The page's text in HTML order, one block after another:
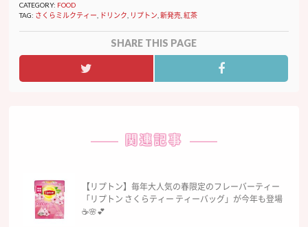
CATEGORY: FOOD
TAG: さくらミルクティー ドリンク リプトン ,新発売 ,紅茶
SHARE THIS PAGE
関連記事
【リプトン】毎年大人気の春限定のフレーバーティー
「リプトン さくらティー ティーバッグ」が今年も登場
☕️🌸💕